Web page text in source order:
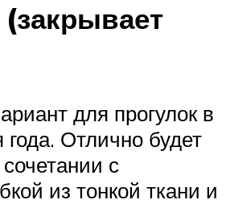
для прогулок в
Отлично будет
с
из тонкой ткани и